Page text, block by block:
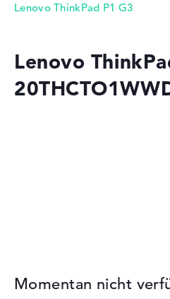
Lenovo ThinkPad P1 G3
Lenovo
Momentan nicht